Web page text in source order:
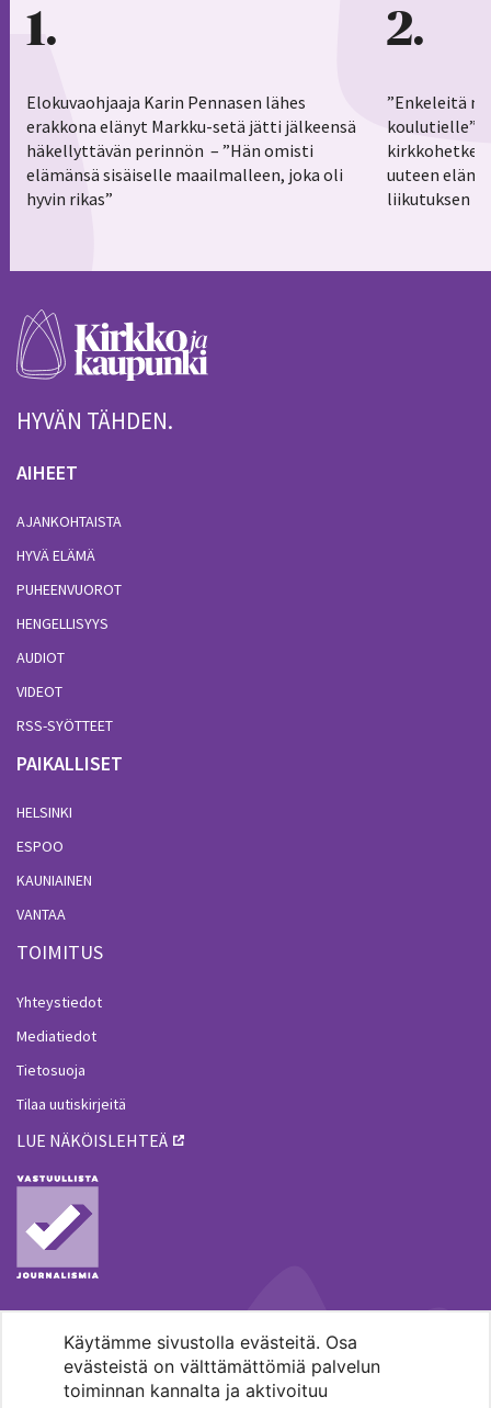
Käytämme sivustolla evästeitä. Osa
evästeistä on välttämättömiä palvelun
toiminnan kannalta ja aktivoituu
1
Elokuvaohjaaja Karin Pennasen lähes
erakkona elänyt Markku-setä jätti jälkeensä
häkellyttävän perinnön – ”Hän omisti
elämänsä sisäiselle maailmalleen, joka oli
hyvin rikas”
2
”Enkeleitä
koulutielle”–
uuteen
liikutuksen
HYVÄN TÄHDEN.
AIHEET
AJANKOHTAISTA
HYVÄ ELÄMÄ
PUHEENVUOROT
HENGELLISYYS
AUDIOT
VIDEOT
RSS-SYÖTTEET
PAIKALLISET
HELSINKI
ESPOO
KAUNIAINEN
VANTAA
TOIMITUS
Yhteystiedot
Mediatiedot
Tietosuoja
Tilaa uutiskirjeitä
LUE NÄKÖISLEHTEÄ
MENOHAKU